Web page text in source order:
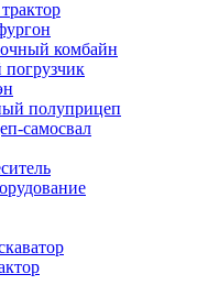
комбайн
полуприцеп
самосвал